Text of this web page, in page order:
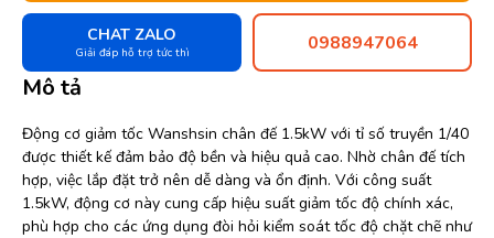
CHAT ZALO
Giải đáp hỗ trợ tức thì 0988947064
Mô tả
Động cơ giảm tốc Wanshsin chân đế 1.5kW với tỉ số truyền 1/40
được thiết kế đảm bảo độ bền và hiệu quả cao. Nhờ chân đế tích
hợp, việc lắp đặt trở nên dễ dàng và ổn định. Với công suất
1.5kW, động cơ này cung cấp hiệu suất giảm tốc độ chính xác,
phù hợp cho các ứng dụng đòi hỏi kiểm soát tốc độ chặt chẽ như